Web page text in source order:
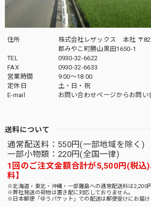
住所
株式会社レザックス 本社 〒
郡みやこ町勝山黒田1650-1
TEL
0930-32-6622
FAX
0930-32-6633
営業時間
9:00〜18:00
定休日
土・日・祝
E-mail
お問い合わせページからお問い
送料について
通常配送料：550円(一部地域を除く)
一部小物類：220円(全国一律)
1回のご注文金額合計が5,500円(税込
料】
※北海道・東北・沖縄・一部離島への通常配送料は2,200円
※弊社発送の荷物は置き配に対応しておりません。
※日本郵便「ゆうパケット」での配送は郵便受けにお届け